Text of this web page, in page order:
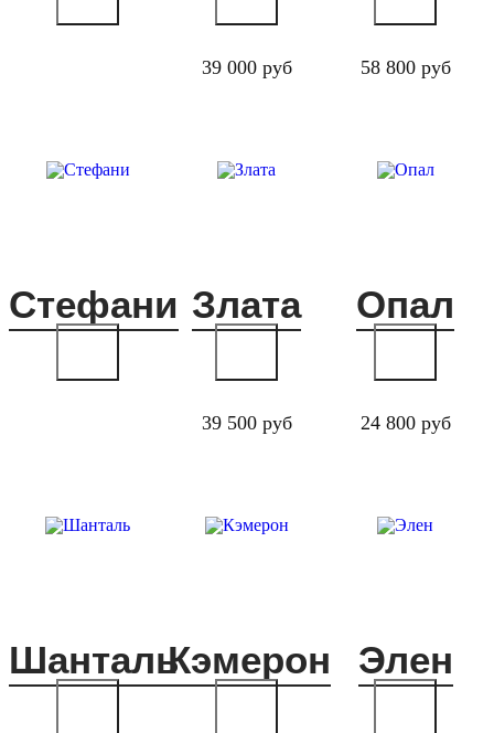
39 000 руб 58 800 руб
Стефани
39 500 руб
Злата
24 800 руб
Опал
ШантальКэмерон Элен